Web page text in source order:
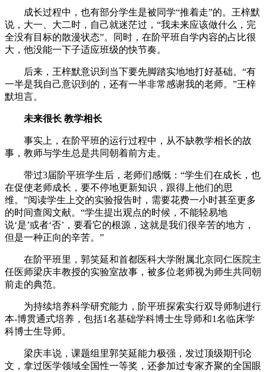
成长过程中，也有部分学生是被同学“推着走”的。王梓默
说，大一、大二时，自己就迷茫过，“我未来应该做什么，完
全没有目标的散漫状态”。同时，在阶平班自学内容的占比很
大，他没能一下子适应班级的快节奏。
后来，王梓默意识到当下要先脚踏实地地打好基础。“有
一半是我自己意识到的，还有一半非常感谢我的老师。”王梓
默坦言。
未来很长 教学相长
事实上，在阶平班的运行过程中，从不缺教学相长的故
事，教师与学生总是共同朝着前方走。
带过3届阶平班学生后，老师们感慨：“学生们在成长，也
在促使老师成长，要不停地更新知识，跟得上他们的思
维。”阅读学生上交的实验报告时，需要花费一小时甚至更多
的时间查阅文献。“学生提出观点的时候，不能轻易地
说‘是’或者‘否’，要看它的根源，这就是我们很辛苦的地方，
但是一种正向的辛苦。”
在阶平班里，郭笑延和首都医科大学附属北京同仁医院主
任医师梁庆丰教授的实验室故事，被多位老师视为师生共同朝
前走的典范。
为持续培养科学研究能力，阶平班探索实行双导师制进行
本-博贯通式培养，包括1名基础学科博士生导师和1名临床学
科博士生导师。
梁庆丰说，课题组里郭笑延能力极强，发过顶级期刊论
文，拿过医学领域全国性一等奖，还参加过专家齐聚的全国眼